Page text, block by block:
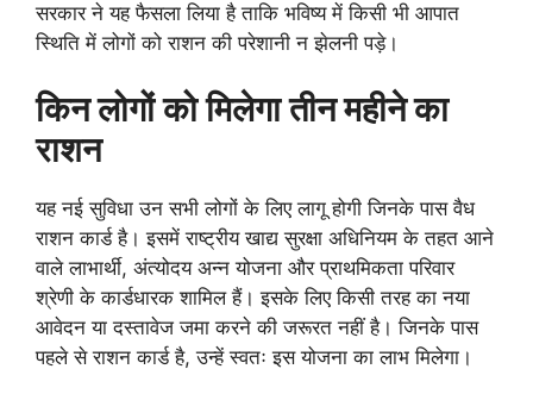
सरकार ने यह फैसला लिया है ताकि भविष्य में किसी भी आपात
स्थिति में लोगों को राशन की परेशानी न झेलनी पड़े।
किन लोगों को मिलेगा तीन महीने का
राशन
यह नई सुविधा उन सभी लोगों के लिए लागू होगी जिनके पास वैध
राशन कार्ड है। इसमें राष्ट्रीय खाद्य सुरक्षा अधिनियम के तहत आने
वाले लाभार्थी, अंत्योदय अन्न योजना और प्राथमिकता परिवार
श्रेणी के कार्डधारक शामिल हैं। इसके लिए किसी तरह का नया
आवेदन या दस्तावेज जमा करने की जरूरत नहीं है। जिनके पास
पहले से राशन कार्ड है, उन्हें स्वतः इस योजना का लाभ मिलेगा।